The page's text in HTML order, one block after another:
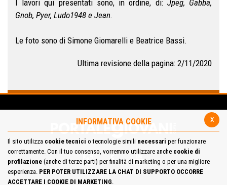
I lavori qui presentati sono, in ordine, di: Jpeg, Gabba,
Gnob, Pyer, Ludo1948 e Jean.
Le foto sono di Simone Giomarelli e Beatrice Bassi.
Ultima revisione della pagina: 2/11/2020
x
INFORMATIVA COOKIE
Il sito utilizza cookie tecnici o tecnologie simili necessari per funzionare
correttamente. Con il tuo consenso, vorremmo utilizzare anche cookie di
profilazione (anche di terze parti) per finalità di marketing o per una migliore
esperienza. PER POTER UTILIZZARE LA CHAT DI SUPPORTO OCCORRE
ACCETTARE I COOKIE DI MARKETING.